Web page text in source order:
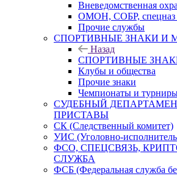
Вневедомственная
ОМОН, СОБР,
Прочие службы
СПОРТИВНЫЕ ЗНАКИ И
Назад
СПОРТИВНЫЕ
Клубы и общества
Прочие знаки
Чемпионаты и
СУДЕБНЫЙ
ПРИСТАВЫ
СК (Следственный комитет)
УИС (Уголовно-
ФСО, СПЕЦСВЯЗЬ,
СЛУЖБА
ФСБ (Федеральная служба